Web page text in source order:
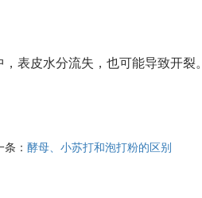
表皮水分流失，也可能导致开裂。
条：酵母、小苏打和泡打粉的区别